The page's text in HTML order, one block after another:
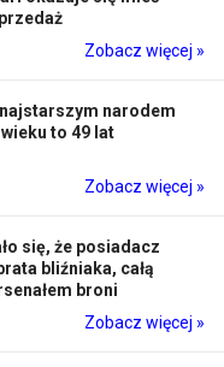
Zobacz więcej »
narodem
to 49 lat
Zobacz więcej »
się, że posiadacz
bliźniaka, całą
broni
Zobacz więcej »